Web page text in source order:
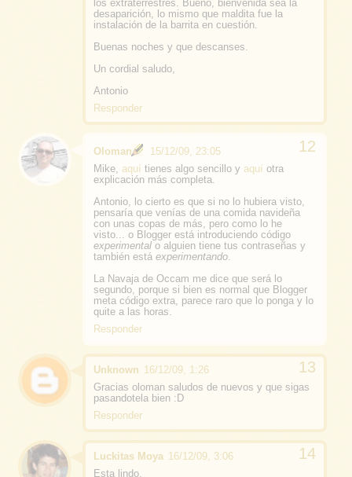
los extraterrestres. Bueno, bienvenida sea la
desaparición, lo mismo que maldita fue la
instalación de la barrita en cuestión.
Buenas noches y que descanses.
Un cordial saludo,
Antonio
Responder
Oloman
15/12/09, 23:05
Mike, aquí tienes algo sencillo y aquí otra
explicación más completa.
Antonio, lo cierto es que si no lo hubiera visto,
pensaría que venías de una comida navideña
con unas copas de más, pero como lo he
visto... o Blogger está introduciendo código
experimental o alguien tiene tus contraseñas y
también está experimentando.
La Navaja de Occam me dice que será lo
segundo, porque si bien es normal que Blogger
meta código extra, parece raro que lo ponga y lo
quite a las horas.
Responder
Unknown 16/12/09, 1:26
Gracias oloman saludos de nuevos y que sigas
pasandotela bien :D
Responder
Luckitas Moya 16/12/09, 3:06
Esta lindo.